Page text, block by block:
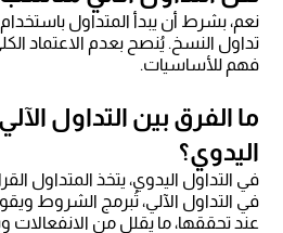
نعم، بشرط أن يبدأ المتداول
تداول النسخ. يُنصح بعدم الاعتماد
فهم للأساسيات.
ما الفرق بين التداول
اليدوي؟
في التداول اليدوي، يتخذ المتداول
في التداول الآلي، تُبرمج الشروط ويقوم
عند تحققها، ما يقلل من الانفعالات